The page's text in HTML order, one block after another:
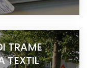
TRAME
TEXTIL